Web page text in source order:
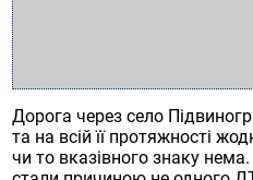
Дорога через село
та на всій її протяжності
чи то вказівного знаку